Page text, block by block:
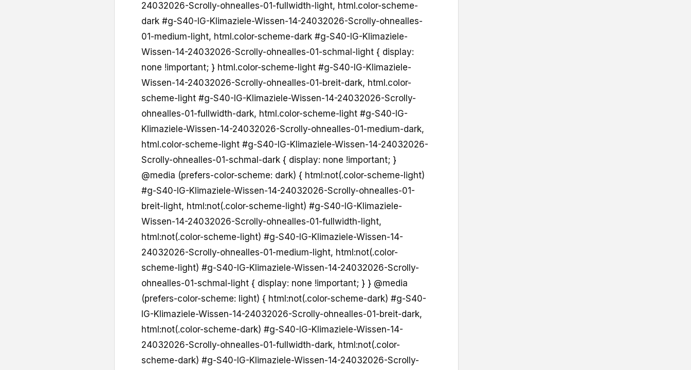
24032026-Scrolly-ohnealles-01-fullwidth-light, html.color-scheme-
dark #g-S40-IG-Klimaziele-Wissen-14-24032026-Scrolly-ohnealles-
01-medium-light, html.color-scheme-dark #g-S40-IG-Klimaziele-
Wissen-14-24032026-Scrolly-ohnealles-01-schmal-light { display:
none !important; } html.color-scheme-light #g-S40-IG-Klimaziele-
Wissen-14-24032026-Scrolly-ohnealles-01-breit-dark, html.color-
scheme-light #g-S40-IG-Klimaziele-Wissen-14-24032026-Scrolly-
ohnealles-01-fullwidth-dark, html.color-scheme-light #g-S40-IG-
Klimaziele-Wissen-14-24032026-Scrolly-ohnealles-01-medium-dark,
html.color-scheme-light #g-S40-IG-Klimaziele-Wissen-14-24032026-
Scrolly-ohnealles-01-schmal-dark { display: none !important; }
@media (prefers-color-scheme: dark) { html:not(.color-scheme-light)
#g-S40-IG-Klimaziele-Wissen-14-24032026-Scrolly-ohnealles-01-
breit-light, html:not(.color-scheme-light) #g-S40-IG-Klimaziele-
Wissen-14-24032026-Scrolly-ohnealles-01-fullwidth-light,
html:not(.color-scheme-light) #g-S40-IG-Klimaziele-Wissen-14-
24032026-Scrolly-ohnealles-01-medium-light, html:not(.color-
scheme-light) #g-S40-IG-Klimaziele-Wissen-14-24032026-Scrolly-
ohnealles-01-schmal-light { display: none !important; } } @media
(prefers-color-scheme: light) { html:not(.color-scheme-dark) #g-S40-
IG-Klimaziele-Wissen-14-24032026-Scrolly-ohnealles-01-breit-dark,
html:not(.color-scheme-dark) #g-S40-IG-Klimaziele-Wissen-14-
24032026-Scrolly-ohnealles-01-fullwidth-dark, html:not(.color-
scheme-dark) #g-S40-IG-Klimaziele-Wissen-14-24032026-Scrolly-